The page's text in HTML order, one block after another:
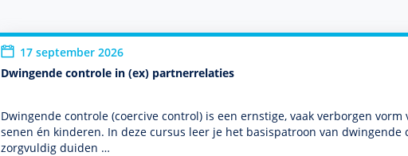
17 september 2026
Dwingende controle in (ex) partnerrelaties
Dwingende controle (coercive control) is een ernstige, vaak verborgen
senen én kin­de­ren. In deze cursus leer je het basispatroon van
zorgvuldig duiden …